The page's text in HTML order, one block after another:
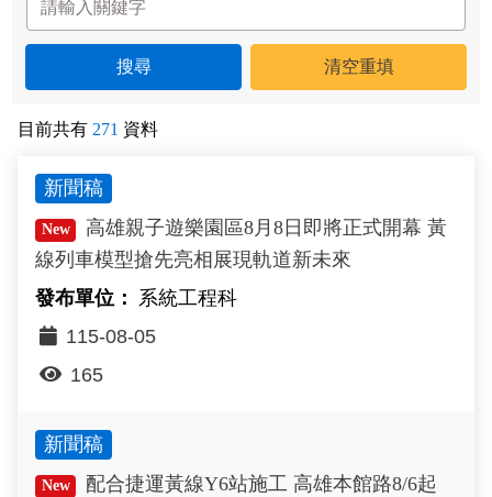
路網規劃
未來發展
捷運紫線
前鎮漁港聯外軌道
興建中
各線計畫進度
岡山路竹延伸線(第二A階段)
岡山路竹延伸線(第二B階段)
捷運黃線
小港林園線
捷運紅/橘線
岡山路竹延伸線(第一階段)
環狀輕軌
政府資訊公開
生態檢核專區
性別主流化專區
政風園地
Open Data
打詐儀錶板
禁限建專區
增額容積申請
檔案應用專區
常見問答
相關連結
雙語詞彙
照片集錦
特色車站
輕軌知識站
輕軌簡介
輕軌與傳統火車
輕軌與公車捷運
關於我們
局徽
本局沿革
組織職掌
服務電話
目前共有 271 資料
新聞稿
New
高雄親子遊樂園區8月8日即將正式開幕 黃
線列車模型搶先亮相展現軌道新未來
系統工程科
115-08-05
165
新聞稿
New
配合捷運黃線Y6站施工 高雄本館路8/6起